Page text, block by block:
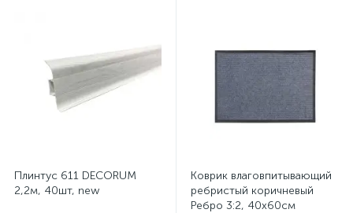
Плинтус 611 DECORUM
2,2м, 40шт, new
Коврик влаговпитывающий
ребристый коричневый
Ребро 3:2, 40х60см